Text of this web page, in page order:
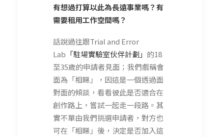
有想過打算以此為長遠事業嗎？有
需要租用工作空間嗎？
話說過往跟Trial and Error
Lab 「駐場實驗室伙伴計劃」 的18
至35歲的申請者見面；我們戲稱會
面為「相睇」，因這是一個透過面
對面的傾談，看看彼此是否適合在
創作路上，嘗試一起走一段路。其
實不單由我們挑選申請者，對方也
可在「相睇」後，決定是否加入這